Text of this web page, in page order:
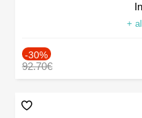
+
-30%
92.70€